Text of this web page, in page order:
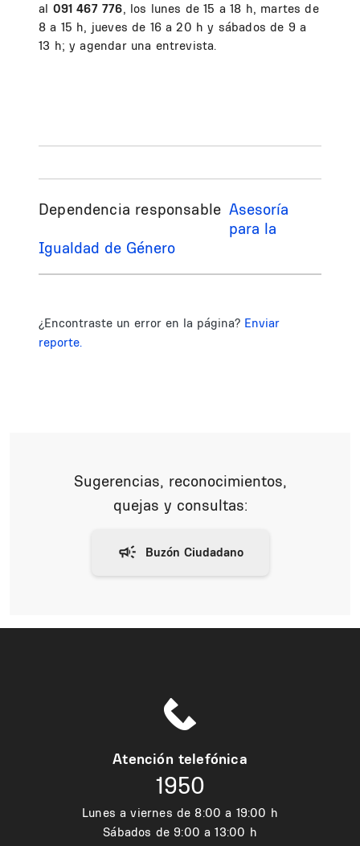
al 091 467 776, los lunes de 15 a 18 h, martes de
8 a 15 h, jueves de 16 a 20 h y sábados de 9 a
13 h; y agendar una entrevista.
Dependencia responsable Asesoría
para la
Igualdad de Género
¿Encontraste un error en la página? Enviar
reporte.
Sugerencias, reconocimientos,
quejas y consultas:
Atención telefónica
1950
Lunes a viernes de 8:00 a 19:00 h
Sábados de 9:00 a 13:00 h